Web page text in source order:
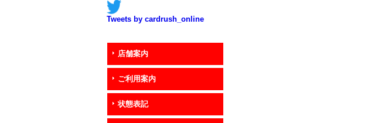
Tweets by cardrush_online
店舗案内
ご利用案内
状態表記